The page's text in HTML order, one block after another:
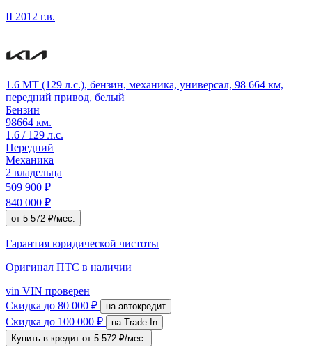
II 2012 г.в.
1.6 MT (129 л.с.), бензин, механика, универсал, 98 664 км,
передний привод, белый
Бензин
98664 км.
1.6 / 129 л.с.
Передний
Механика
2 владельца
509 900 ₽
840 000 ₽
от 5 572 ₽/мес.
Гарантия юридической чистоты
Оригинал ПТС в наличии
vin VIN проверен
Скидка до 80 000 ₽ на автокредит
Скидка до 100 000 ₽
на Trade-In
Купить в кредит от 5 572 ₽/мес.